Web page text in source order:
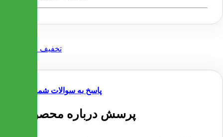
پاسخ به سوالات شما
2 پرسش درباره محصول